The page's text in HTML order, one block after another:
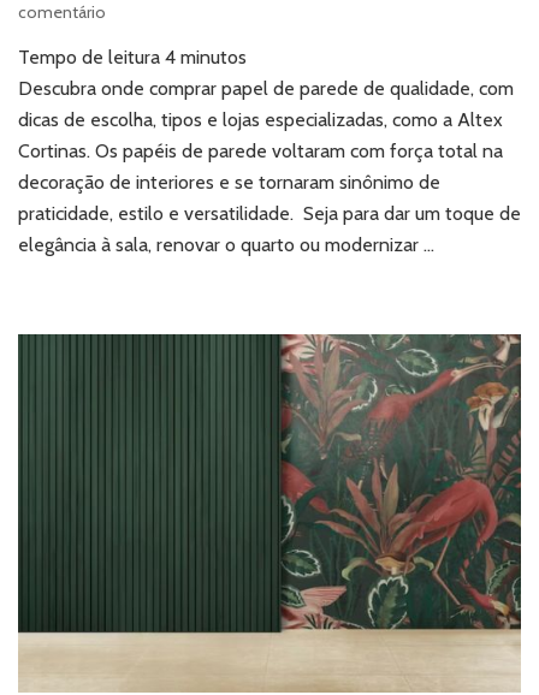
comentário
comprar
papel
de
guia
completo
para
escolher
Tempo de leitura 4 minutos
Descubra onde comprar papel de parede de qualidade, com
dicas de escolha, tipos e lojas especializadas, como a Altex
Cortinas. Os papéis de parede voltaram com força total na
decoração de interiores e se tornaram sinônimo de
praticidade, estilo e versatilidade. Seja para dar um toque de
elegância à sala, renovar o quarto ou modernizar …